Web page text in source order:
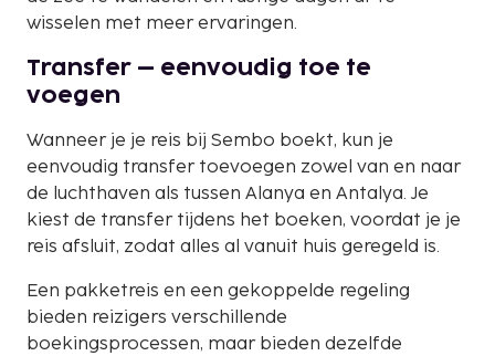
wisselen met meer ervaringen.
Transfer – eenvoudig toe te
voegen
Wanneer je je reis bij Sembo boekt, kun je
eenvoudig transfer toevoegen zowel van en naar
de luchthaven als tussen Alanya en Antalya. Je
kiest de transfer tijdens het boeken, voordat je je
reis afsluit, zodat alles al vanuit huis geregeld is.
Een pakketreis en een gekoppelde regeling
bieden reizigers verschillende
boekingsprocessen, maar bieden dezelfde